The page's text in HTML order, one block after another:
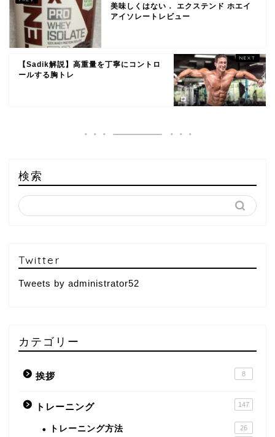
美味しくはない． エクステンド ホエイ
アイソレートレビュー
【Sadik解説】高重量を丁寧にコントロ
ールする胸トレ
検索
Twitter
Tweets by administrator52
カテゴリー
挨拶 8
トレーニング 147
トレーニング方法 26